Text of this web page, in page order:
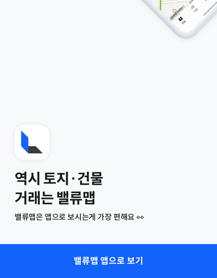
역시 토지·건물
거래는 밸류맵
밸류맵은 앱으로 보시는게 가장 편해요 👀
밸류맵 앱으로 보기